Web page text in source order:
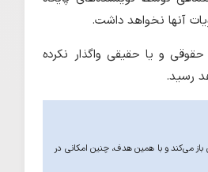
آنها نخواهد داشت.
و یا حقیقی واگذار نکرده
رسید.
باز می‌کند و با همین هدف، چنین امکانی در